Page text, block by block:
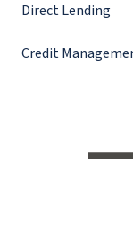
Direct Lending
Credit